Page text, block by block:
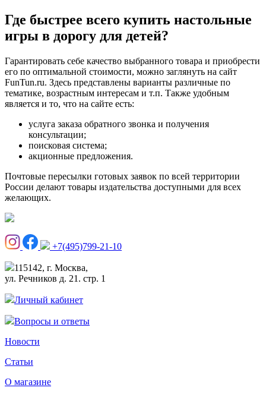
Где быстрее всего купить настольные
игры в дорогу для детей?
Гарантировать себе качество выбранного товара и приобрести
его по оптимальной стоимости, можно заглянуть на сайт
FunTun.ru. Здесь представлены варианты различные по
тематике, возрастным интересам и т.п. Также удобным
является и то, что на сайте есть:
услуга заказа обратного звонка и получения
консультации;
поисковая система;
акционные предложения.
Почтовые пересылки готовых заявок по всей территории
России делают товары издательства доступными для всех
желающих.
+7(495)799-21-10
115142, г. Москва,
ул. Речников д. 21. стр. 1
Личный кабинет
Вопросы и ответы
Новости
Статьи
О магазине